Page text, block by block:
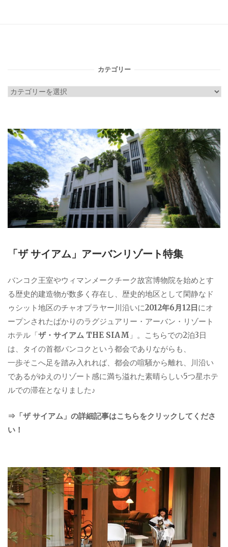
カテゴリー
カ
リ
ー
「ザ サイアム」アーバンリゾート特集
バンコク王室やウィマンメークチーク故宮博物院を始めとす
る歴史的建造物が数多く存在し、歴史的地区として閑静なド
ゥシット地区のチャオプラヤー川沿いに2012年6月12日にオ
ープンされたばかりのラグジュアリー・アーバン・リゾート
ホテル「ザ・サイアム THE SIAM 」。こちらでの2泊3日
は、タイの首都バンコクという都会でありながらも、
一歩そこへ足を踏み入れれば、都会の喧騒から離れ、川沿い
であるがゆえのリゾート感に満ち溢れた素晴らしい5つ星ホテ
ルでの滞在となりました♪
⇒「ザ サイアム」の詳細記事はこちらをクリックしてくださ
い！